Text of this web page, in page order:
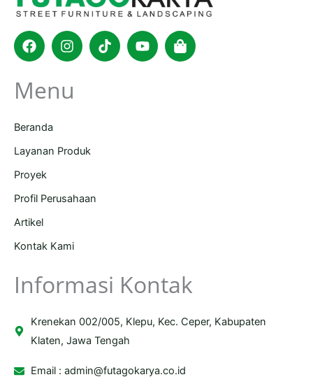
FacebookInstagram
TiktokYoutubeShopping-
bag
Menu
Beranda
Layanan Produk
Proyek
Profil Perusahaan
Artikel
Kontak Kami
Informasi Kontak
Krenekan 002/005, Klepu, Kec. Ceper, Kabupaten
Klaten, Jawa Tengah
Email :admin@futagokarya.co.id